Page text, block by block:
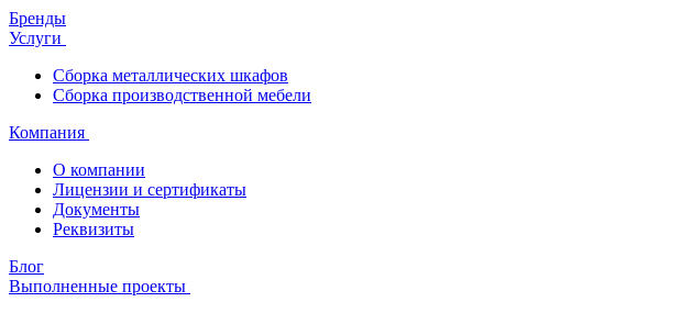
Бренды
Услуги
Сборка металлических шкафов
Сборка производственной мебели
Компания
О компании
Лицензии и сертификаты
Документы
Реквизиты
Блог
Выполненные проекты